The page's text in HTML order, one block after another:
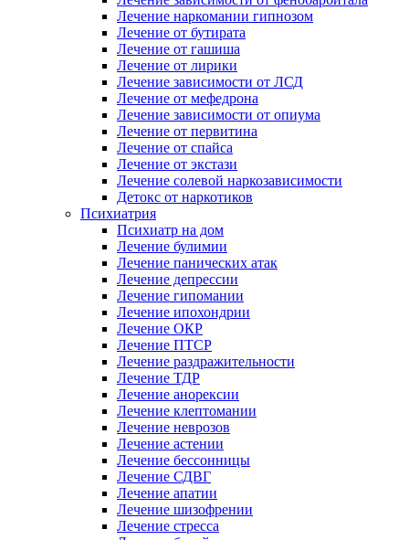
Лечение наркомании гипнозом
Лечение от бутирата
Лечение от гашиша
Лечение от лирики
Лечение зависимости от ЛСД
Лечение от мефедрона
Лечение зависимости от опиума
Лечение от первитина
Лечение от спайса
Лечение от экстази
Лечение солевой наркозависимости
Детокс от наркотиков
Психиатрия
Психиатр на дом
Лечение булимии
Лечение панических атак
Лечение депрессии
Лечение гипомании
Лечение ипохондрии
Лечение ОКР
Лечение ПТСР
Лечение раздражительности
Лечение ТДР
Лечение анорексии
Лечение клептомании
Лечение неврозов
Лечение астении
Лечение бессонницы
Лечение СДВГ
Лечение апатии
Лечение шизофрении
Лечение стресса